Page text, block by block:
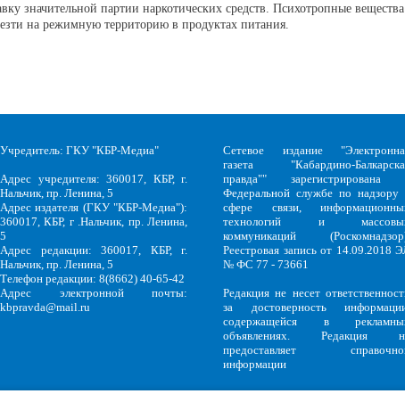
значительной партии наркотических средств. Психотропные вещества
на режимную территорию в продуктах питания.
Учредитель: ГКУ "КБР-Медиа"
Адрес учредителя: 360017, КБР, г.
Нальчик, пр. Ленина, 5
Адрес издателя (ГКУ "КБР-Медиа"):
360017, КБР, г .Нальчик, пр. Ленина,
5
Адрес редакции: 360017, КБР, г.
Нальчик, пр. Ленина, 5
Телефон редакции: 8(8662) 40-65-42
Адрес электронной почты:
kbpravda@mail.ru
Сетевое издание
газета "Кабардино-
правда"" зарегистрирована
Федеральной службе по надзору
сфере связи,
технологий и
коммуникаций
Реестровая запись от 14.09.2018
№ ФС 77 - 73661
Редакция не несет
за достоверность
содержащейся в
объявлениях. Редакция
предоставляет
информации